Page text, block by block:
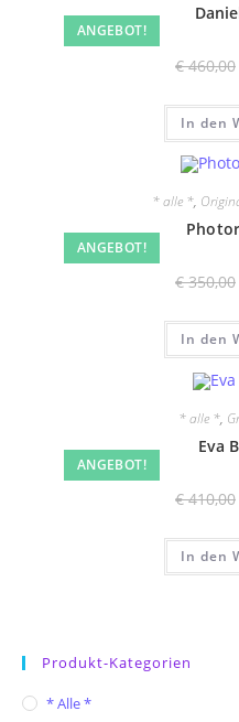
ANGEBOT!
€460,00
In den
ANGEBOT!
* alle *,
€350,00
In den
ANGEBOT!
* alle *,
Eva
€410,00
In den
Produkt-Kategorien
* Alle *